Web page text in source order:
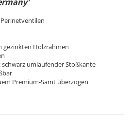
gezinkten Holzrahmen
umlaufender Stoßkante
Premium-Samt überzogen